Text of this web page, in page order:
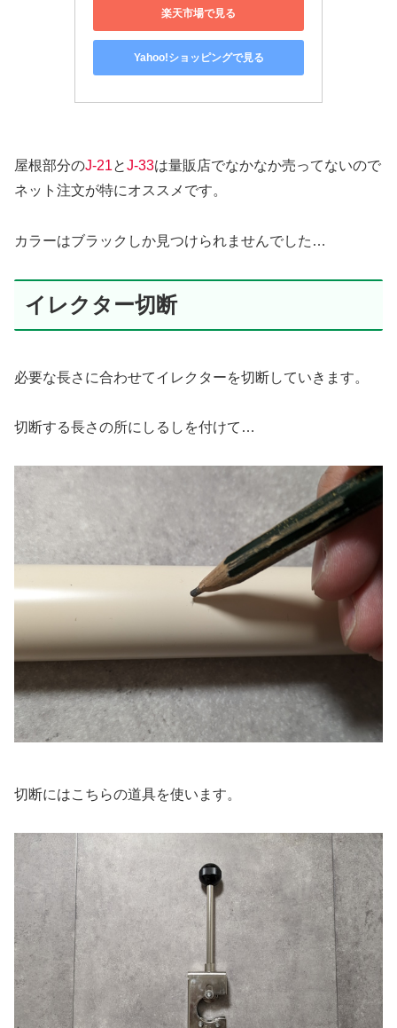
楽天市場で見る
Yahoo!ショッピングで見る
屋根部分のJ-21とJ-33は量販店でなかなか売ってないので
ネット注文が特にオススメです。
カラーはブラックしか見つけられませんでした…
イレクター切断
必要な長さに合わせてイレクターを切断していきます。
切断する長さの所にしるしを付けて…
切断にはこちらの道具を使います。